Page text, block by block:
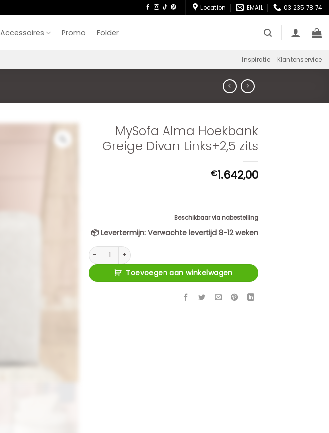
Location EMAIL 03 235 78 74
Accessoires Promo Folder
Inspiratie Klantenservice
MySofa Alma Hoekbank
Greige Divan Links+2,5 zits
€1.642,00
Beschikbaar via nabestelling
📦Levertermijn: Verwachte levertijd 8-12 weken
MySofa Alma Hoekbank Greige Divan Links+2,5 zits aantal
Toevoegen aan winkelwagen